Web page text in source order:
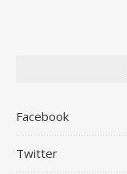
Facebook
Twitter